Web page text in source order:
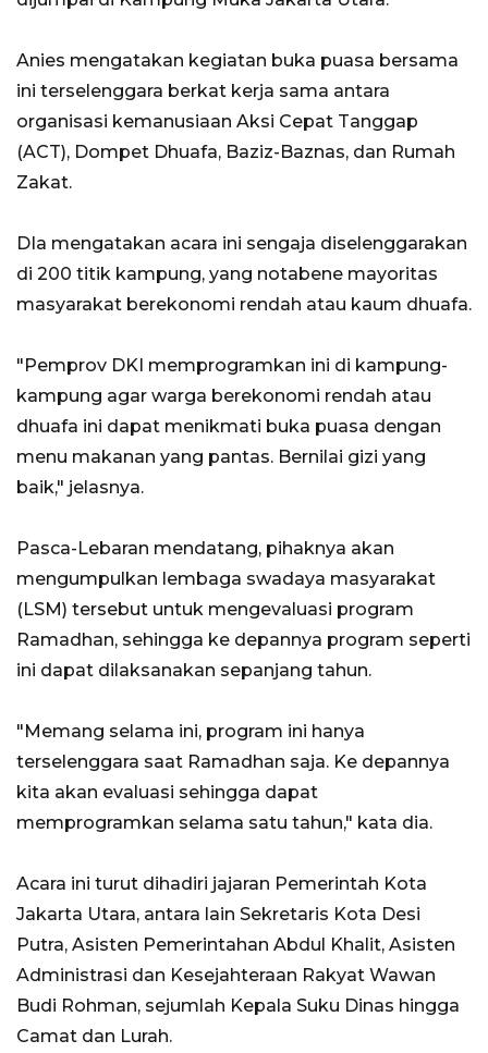
Anies mengatakan kegiatan buka puasa bersama
ini terselenggara berkat kerja sama antara
organisasi kemanusiaan Aksi Cepat Tanggap
(ACT), Dompet Dhuafa, Baziz-Baznas, dan Rumah
Zakat.
DIa mengatakan acara ini sengaja diselenggarakan
di 200 titik kampung, yang notabene mayoritas
masyarakat berekonomi rendah atau kaum dhuafa.
"Pemprov DKI memprogramkan ini di kampung-
kampung agar warga berekonomi rendah atau
dhuafa ini dapat menikmati buka puasa dengan
menu makanan yang pantas. Bernilai gizi yang
baik," jelasnya.
Pasca-Lebaran mendatang, pihaknya akan
mengumpulkan lembaga swadaya masyarakat
(LSM) tersebut untuk mengevaluasi program
Ramadhan, sehingga ke depannya program seperti
ini dapat dilaksanakan sepanjang tahun.
"Memang selama ini, program ini hanya
terselenggara saat Ramadhan saja. Ke depannya
kita akan evaluasi sehingga dapat
memprogramkan selama satu tahun," kata dia.
Acara ini turut dihadiri jajaran Pemerintah Kota
Jakarta Utara, antara lain Sekretaris Kota Desi
Putra, Asisten Pemerintahan Abdul Khalit, Asisten
Administrasi dan Kesejahteraan Rakyat Wawan
Budi Rohman, sejumlah Kepala Suku Dinas hingga
Camat dan Lurah.